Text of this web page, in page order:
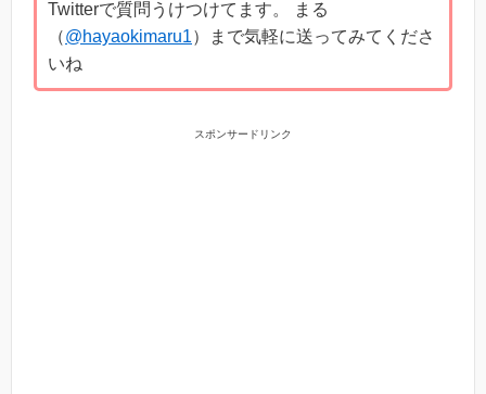
Twitterで質問うけつけてます。 まる
（@hayaokimaru1）まで気軽に送ってみてくださ
いね
スポンサードリンク